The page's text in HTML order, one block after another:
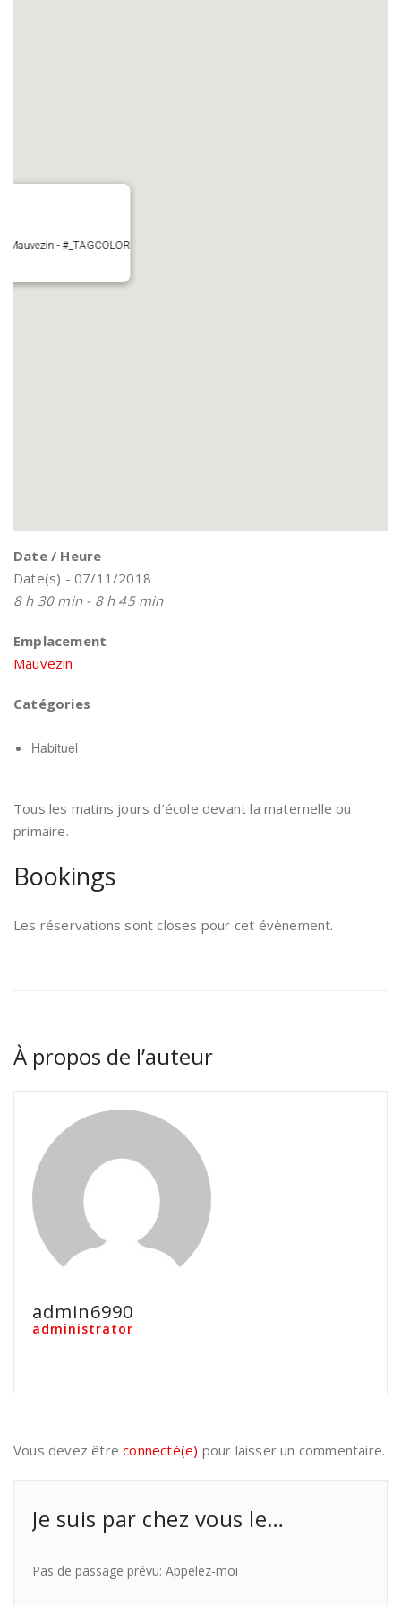
Mauvezin - #_TAGCOLOR
Date / Heure
Date(s) - 07/11/2018
8 h 30 min - 8 h 45 min
Emplacement
Mauvezin
Catégories
Habituel
Tous les matins jours d’école devant la maternelle ou
primaire.
Bookings
Les réservations sont closes pour cet évènement.
À propos de l’auteur
admin6990
administrator
Vous devez êtreconnecté(e) pour laisser un commentaire.
Je suis par chez vous le…
Pas de passage prévu: Appelez-moi